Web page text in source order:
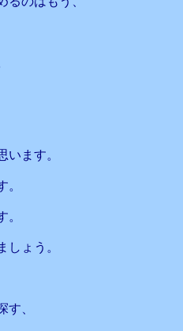
います。
。
。
しょう。
、